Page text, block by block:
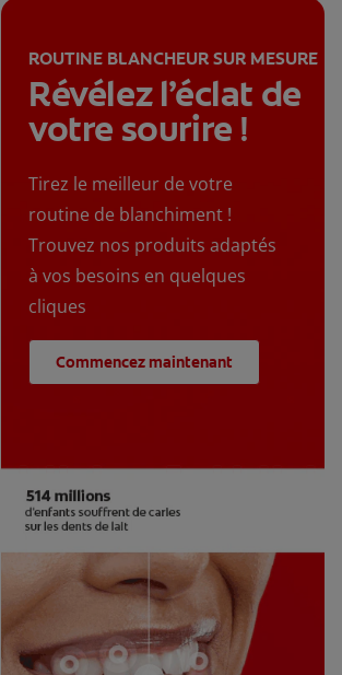
ROUTINE BLANCHEUR SUR MESURE
Révélez l’éclat de
votre sourire !
Tirez le meilleur de votre
routine de blanchiment !
Trouvez nos produits adaptés
à vos besoins en quelques
cliques
Commencez maintenant